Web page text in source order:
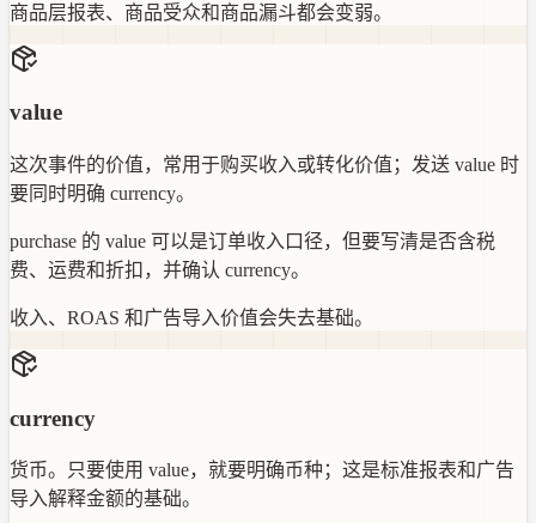
商品层报表、商品受众和商品漏斗都会变弱。
value
这次事件的价值，常用于购买收入或转化价值；发送 value 时
要同时明确 currency。
purchase 的 value 可以是订单收入口径，但要写清是否含税
费、运费和折扣，并确认 currency。
收入、ROAS 和广告导入价值会失去基础。
currency
货币。只要使用 value，就要明确币种；这是标准报表和广告
导入解释金额的基础。